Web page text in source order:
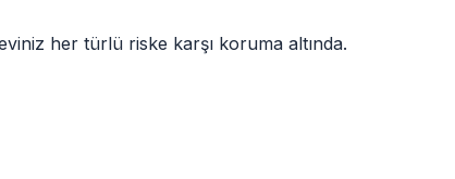
her türlü riske karşı koruma altında.